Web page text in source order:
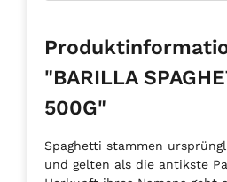
"BARILLA
500G"
Spaghetti stammen
und gelten als die antikste